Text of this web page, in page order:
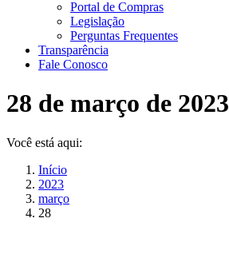
Portal de Compras
Legislação
Perguntas Frequentes
Transparência
Fale Conosco
28 de março de 2023
Você está aqui:
Início
2023
março
28